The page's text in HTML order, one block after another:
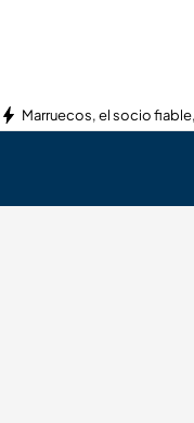
Marruecos, el socio